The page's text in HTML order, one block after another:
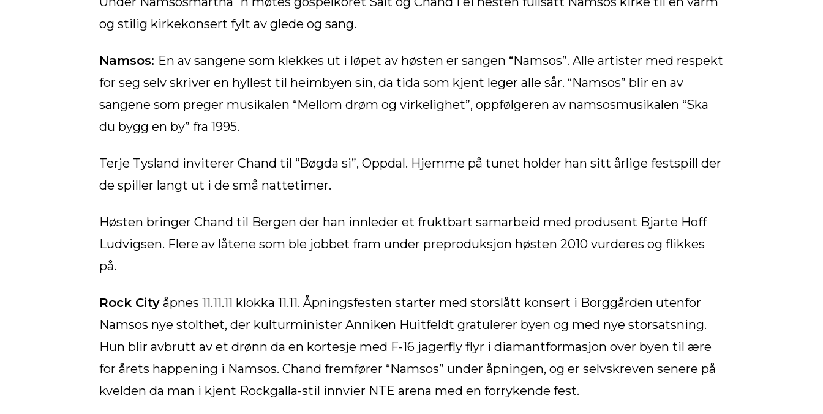
og stilig kirkekonsert fylt av glede og sang.
Namsos: En av sangene som klekkes ut i løpet av høsten er sangen “Namsos”. Alle artister med respekt
for seg selv skriver en hyllest til heimbyen sin, da tida som kjent leger alle sår. “Namsos” blir en av
sangene som preger musikalen “Mellom drøm og virkelighet”, oppfølgeren av namsosmusikalen “Ska
du bygg en by” fra 1995.
Terje Tysland inviterer Chand til “Bøgda si”, Oppdal. Hjemme på tunet holder han sitt årlige festspill der
de spiller langt ut i de små nattetimer.
Høsten bringer Chand til Bergen der han innleder et fruktbart samarbeid med produsent Bjarte Hoff
Ludvigsen. Flere av låtene som ble jobbet fram under preproduksjon høsten 2010 vurderes og flikkes
på.
Rock City åpnes 11.11.11 klokka 11.11. Åpningsfesten starter med storslått konsert i Borggården utenfor
Namsos nye stolthet, der kulturminister Anniken Huitfeldt gratulerer byen og med nye storsatsning.
Hun blir avbrutt av et drønn da en kortesje med F-16 jagerfly flyr i diamantformasjon over byen til ære
for årets happening i Namsos. Chand fremfører “Namsos” under åpningen, og er selvskreven senere på
kvelden da man i kjent Rockgalla-stil innvier NTE arena med en forrykende fest.